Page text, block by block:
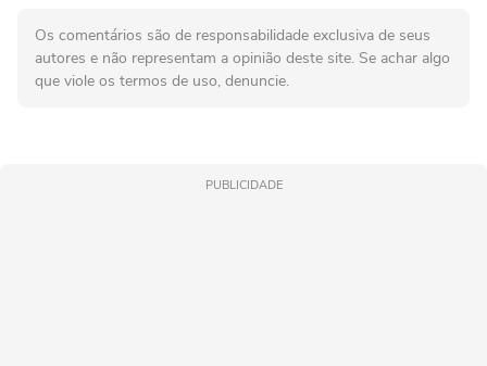
Os comentários são de responsabilidade exclusiva de seus
autores e não representam a opinião deste site. Se achar algo
que viole os termos de uso, denuncie.
PUBLICIDADE